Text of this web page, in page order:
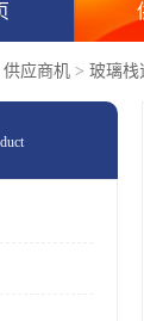
供应商机 > 玻璃栈